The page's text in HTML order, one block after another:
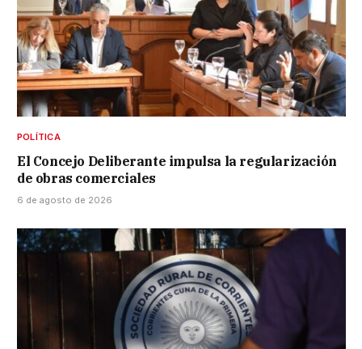
POLÍTICA
El Concejo Deliberante impulsa la regularización
de obras comerciales
6 de agosto de 2026